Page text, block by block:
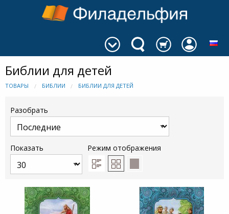
Библии для детей
ТОВАРЫ БИБЛИИ БИБЛИИ ДЛЯ ДЕТЕЙ
Разобрать
Показать Режим отображения